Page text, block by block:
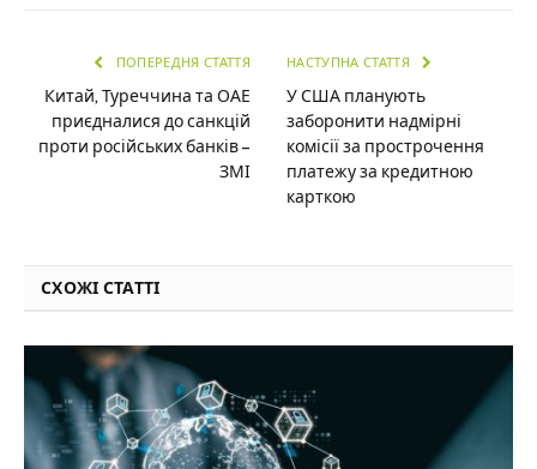
ПОПЕРЕДНЯ СТАТТЯ
Китай, Туреччина та ОАЕ
приєдналися до санкцій
проти російських банків –
ЗМІ
НАСТУПНА СТАТТЯ
У США планують
заборонити надмірні
комісії за прострочення
платежу за кредитною
карткою
СХОЖІ СТАТТІ